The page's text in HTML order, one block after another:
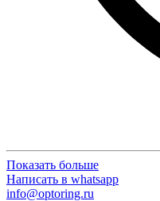
Показать больше
Написать в whatsapp
info@optoring.ru